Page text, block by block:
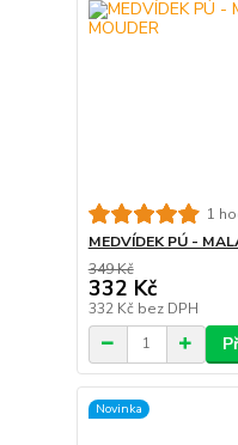
1
MEDVÍDEK PÚ -
349 Kč
332 Kč
332 Kč bez DPH
Novinka